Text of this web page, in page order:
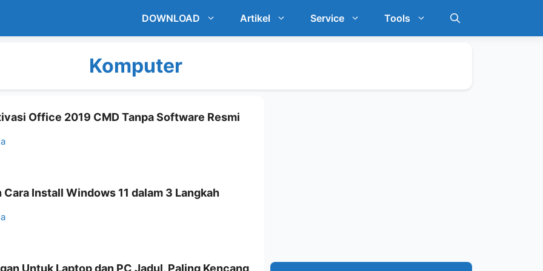
DOWNLOAD Artikel Service Tools
Komputer
Office 2019 CMD Tanpa Software Resmi
Cara Install Windows 11 dalam 3 Langkah
Untuk Laptop dan PC Jadul, Paling Kencang